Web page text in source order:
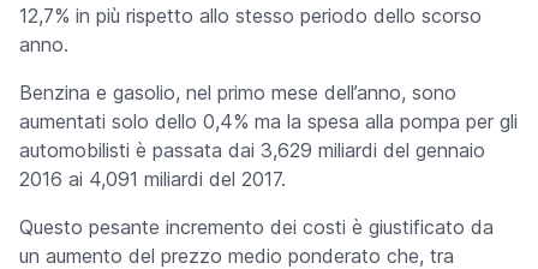
12,7% in più rispetto allo stesso periodo dello scorso
anno.
Benzina e gasolio, nel primo mese dell’anno, sono
aumentati solo dello 0,4% ma la spesa alla pompa per gli
automobilisti è passata dai 3,629 miliardi del gennaio
2016 ai 4,091 miliardi del 2017.
Questo pesante incremento dei costi è giustificato da
un aumento del prezzo medio ponderato che, tra